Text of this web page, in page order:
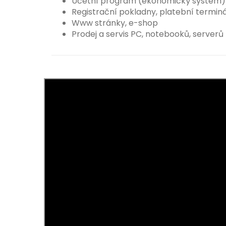
Registrační pokladny, platební
Www stránky, e-shop
Prodej a servis PC, notebooků, serverů